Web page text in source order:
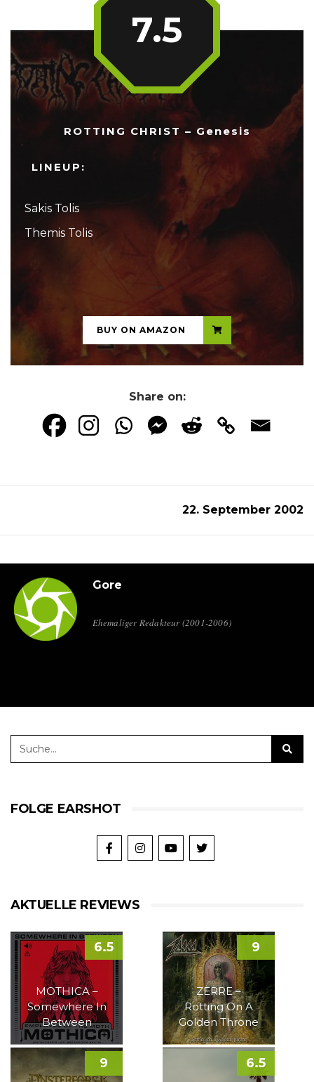
ROTTING CHRIST – Genesis
LINEUP:
Sakis Tolis
Themis Tolis
7.5
...
BUY ON AMAZON
Share on:
22. September 2002
Gore
Ehemaliger Redakteur (2001-2006)
FOLGE EARSHOT
AKTUELLE REVIEWS
MOTHICA –
Somewhere In
Between
6.5
ZERRE –
Rotting On A
Golden Throne
9
9 6.5